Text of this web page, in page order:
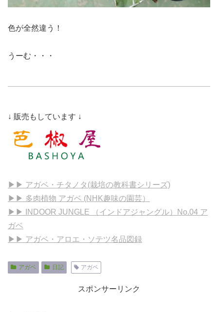
色が全然違う！
うーむ・・・
↓ 販売もしています ↓
▶▶ アガベ・チタノタ(栽培の教科書シリーズ)
▶▶ 多肉植物 アガベ (NHK趣味の園芸）
▶▶ INDOOR JUNGLE （インドアジャングル）No.04 ア
ガベ
▶▶ アガベ・アロエ・ソテツ名品図録
アガベ 日記 アガベ
スポンサーリンク